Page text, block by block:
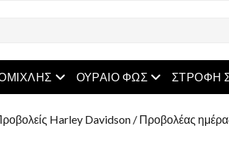
μενούΟΥΡΑΊΟ ΦΩΣ μενούΣΤΡΟΦΉ
Harley Davidson / Προβολέας